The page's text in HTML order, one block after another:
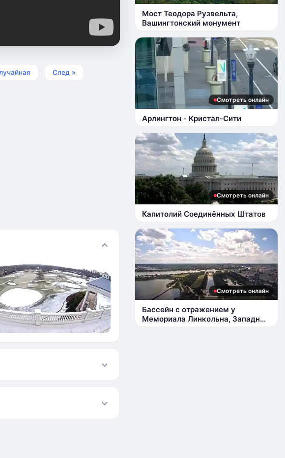
След »
Мост Теодора Рузвельта,
Вашингтонский монумент
Смотреть онлайн
Арлингтон - Кристал-Сити
Смотреть онлайн
Капитолий Соединённых Штатов
Смотреть онлайн
Бассейн с отражением у
Мемориала Линкольна, Западный